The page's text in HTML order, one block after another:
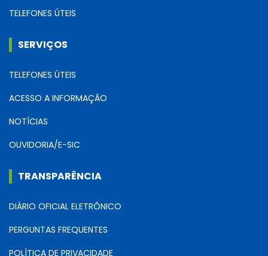
TELEFONES ÚTEIS
SERVIÇOS
TELEFONES ÚTEIS
ACESSO A INFORMAÇÃO
NOTÍCIAS
OUVIDORIA/E-SIC
TRANSPARÊNCIA
DIÁRIO OFICIAL ELETRÔNICO
PERGUNTAS FREQUENTES
POLÍTICA DE PRIVACIDADE